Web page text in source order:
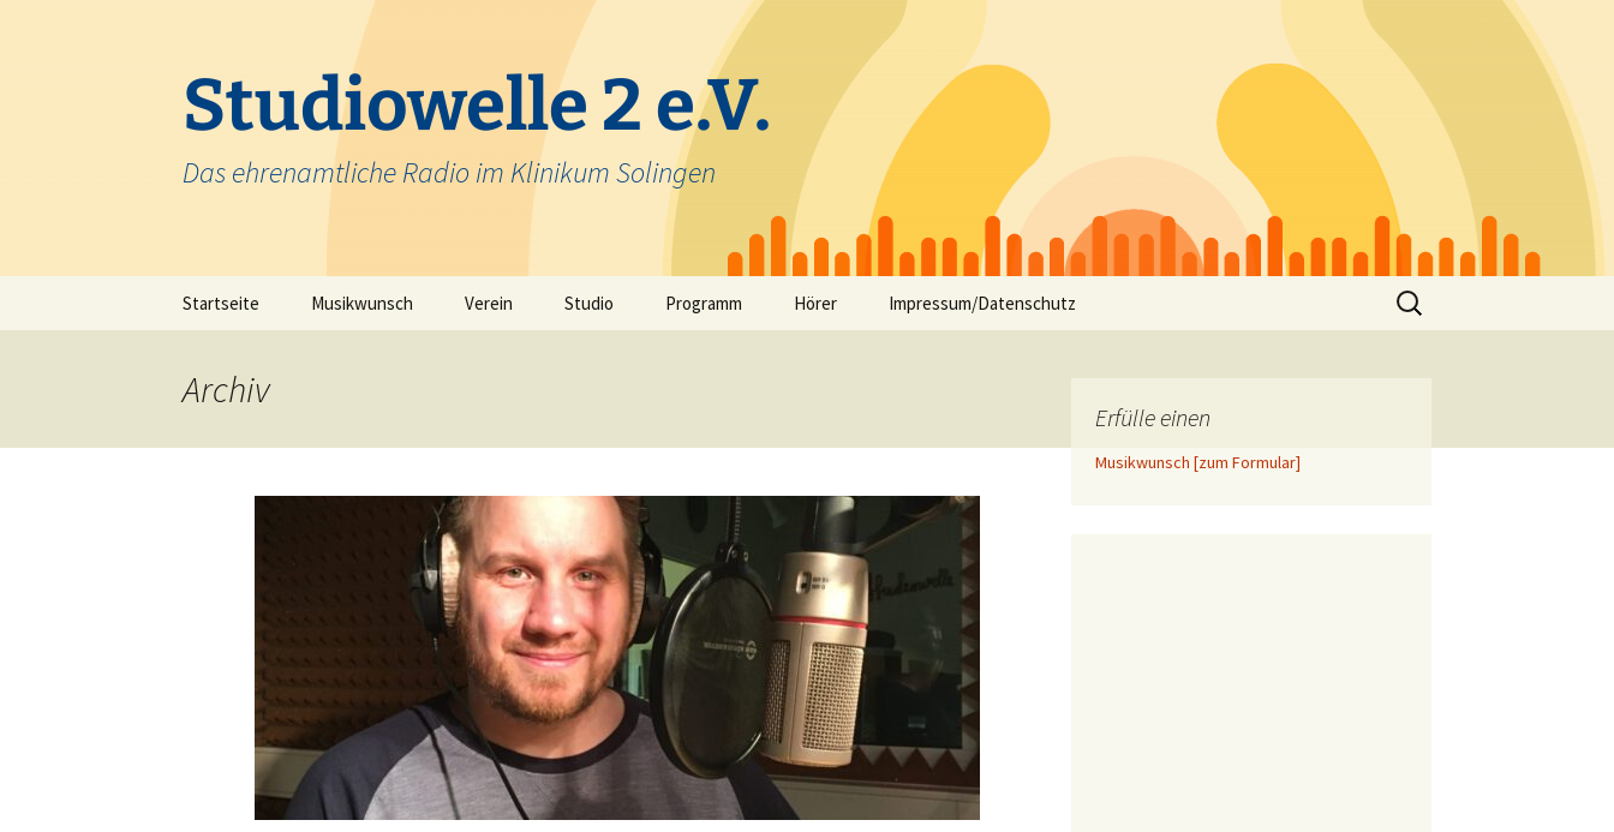
Studiowelle 2 e.V.
Das ehrenamtliche Radio im Klinikum Solingen
Startseite Musikwunsch Verein Studio Programm Hörer Impressum/Datenschutz
Suchen
nach:
Archiv
Erfülle einen
Musikwunsch [zum Formular]